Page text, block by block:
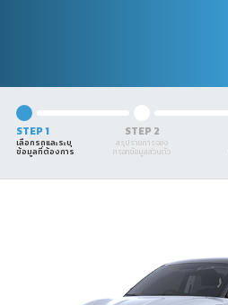
STEP 1
เลือกรถและระบุ
ข้อมูลที่ต้องการ
STEP 2
สรุปรายการจอง
กรอกข้อมูลส่วนตัว